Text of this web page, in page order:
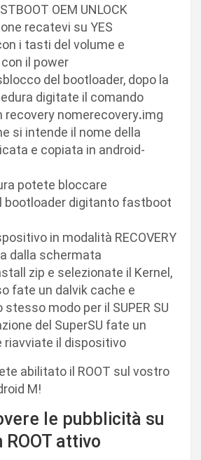
OEM UNLOCK
recatevi su YES
i tasti del volume e
il power
del bootloader, dopo la
digitate il comando
nomerecovery.img
si intende il nome della
e copiata in android-
potete bloccare
bootloader digitanto fastboot
in modalità RECOVERY
dalla schermata
zip e selezionate il Kernel,
fate un dalvik cache e
modo per il SUPER SU
del SuperSU fate un
riavviate il dispositivo
abilitato il ROOT sul vostro
M!
le pubblicità su
attivo